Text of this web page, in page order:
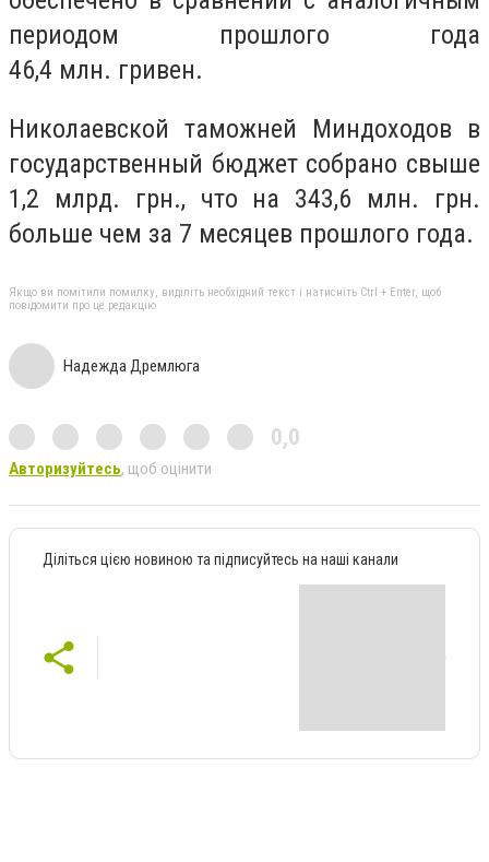
периодом прошлого года
46,4 млн. гривен.
Николаевской таможней Миндоходов в
государственный бюджет собрано свыше
1,2 млрд. грн., что на 343,6 млн. грн.
больше чем за 7 месяцев прошлого года.
Якщо ви помітили помилку, виділіть необхідний текст і натисніть Ctrl + Enter, щоб
повідомити про це редакцію
Надежда Дремлюга
0,0
Авторизуйтесь, щоб оцінити
Діліться цією новиною та підписуйтесь на наші канали